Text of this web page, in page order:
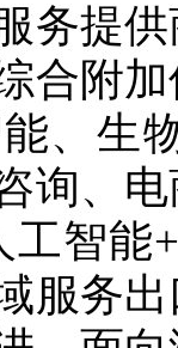
务提
合附
、生
询、
工智能
服务